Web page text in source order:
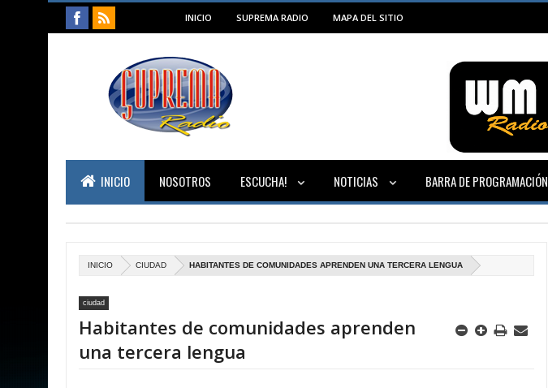
INICIO SUPREMA RADIO MAPA DEL SITIO
INICIO NOSOTROS ESCUCHA! NOTICIAS BARRA DE PROGRAMACIÓN
INICIO CIUDAD HABITANTES DE COMUNIDADES APRENDEN UNA TERCERA LENGUA
ciudad
Habitantes de comunidades aprenden
una tercera lengua